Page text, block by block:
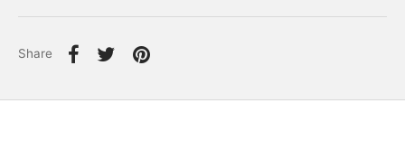
Share